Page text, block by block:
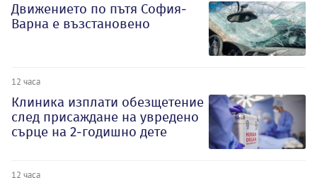
Движението по пътя София-
Варна е възстановено
12 часа
Клиника изплати обезщетение
след присаждане на увредено
сърце на 2-годишно дете
12 часа